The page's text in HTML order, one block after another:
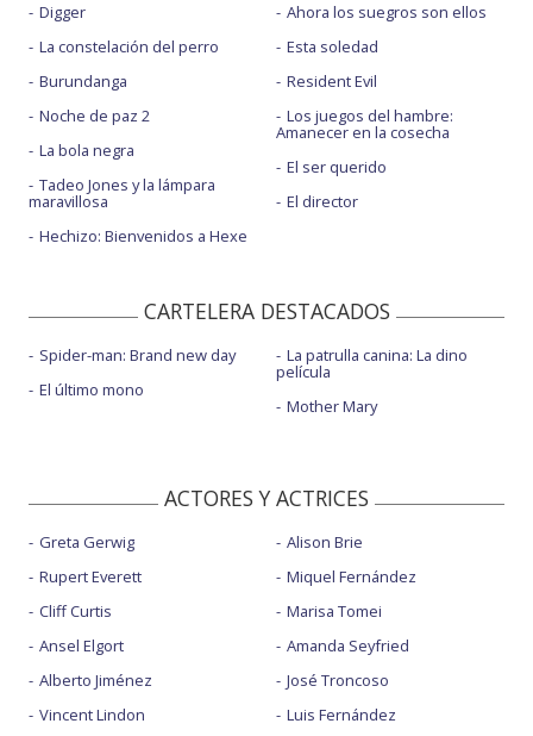
Digger
La constelación del perro
Burundanga
Noche de paz 2
La bola negra
Tadeo Jones y la lámpara
maravillosa
Hechizo: Bienvenidos a Hexe
Ahora los suegros son ellos
Esta soledad
Resident Evil
Los juegos del hambre:
Amanecer en la cosecha
El ser querido
El director
CARTELERA DESTACADOS
Spider-man: Brand new day
El último mono
La patrulla canina: La dino
película
Mother Mary
ACTORES Y ACTRICES
Greta Gerwig
Rupert Everett
Cliff Curtis
Ansel Elgort
Alberto Jiménez
Vincent Lindon
Alison Brie
Miquel Fernández
Marisa Tomei
Amanda Seyfried
José Troncoso
Luis Fernández